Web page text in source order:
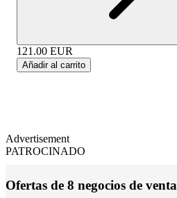
121.00 EUR
Añadir al carrito
Advertisement
PATROCINADO
Ofertas de 8 negocios de venta